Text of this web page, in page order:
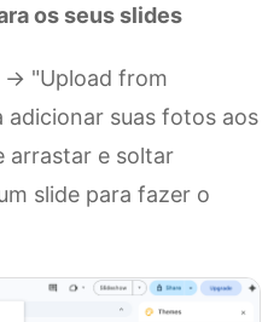
os seus slides
→ "Upload from
suas fotos aos
arrastar e soltar
slide para fazer o